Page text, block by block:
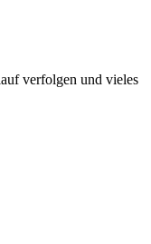
verfolgen und vieles